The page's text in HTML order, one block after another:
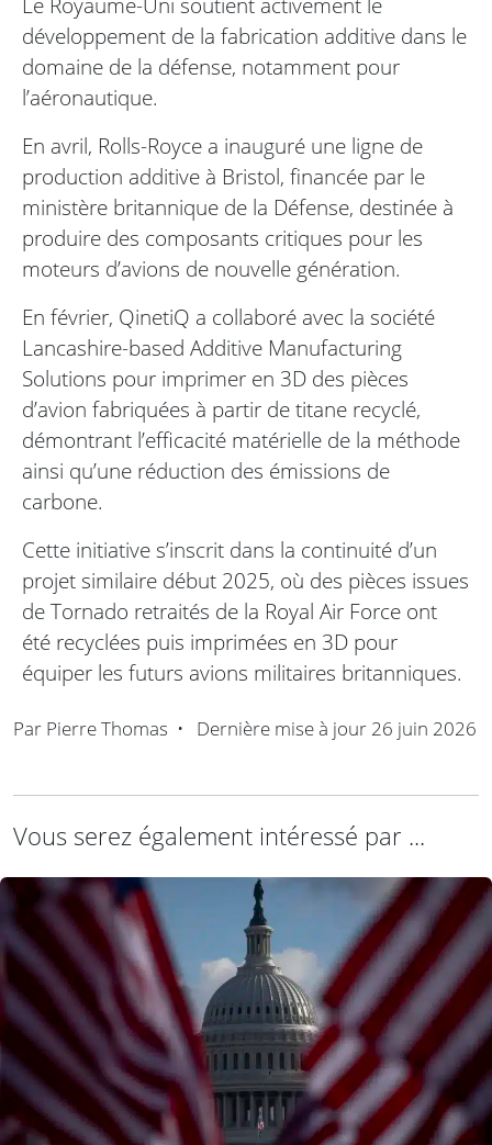
développement de la fabrication additive dans le
domaine de la défense, notamment pour
l’aéronautique.
En avril, Rolls-Royce a inauguré une ligne de
production additive à Bristol, financée par le
ministère britannique de la Défense, destinée à
produire des composants critiques pour les
moteurs d’avions de nouvelle génération.
En février, QinetiQ a collaboré avec la société
Lancashire-based Additive Manufacturing
Solutions pour imprimer en 3D des pièces
d’avion fabriquées à partir de titane recyclé,
démontrant l’efficacité matérielle de la méthode
ainsi qu’une réduction des émissions de
carbone.
Cette initiative s’inscrit dans la continuité d’un
projet similaire début 2025, où des pièces issues
de Tornado retraités de la Royal Air Force ont
été recyclées puis imprimées en 3D pour
équiper les futurs avions militaires britanniques.
Par Pierre Thomas • Dernière mise à jour 26 juin 2026
Vous serez également intéressé par ...